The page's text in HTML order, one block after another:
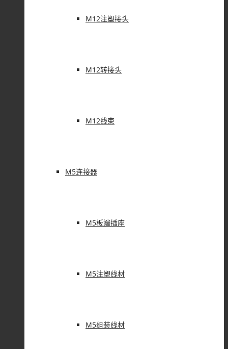
M12注塑接头
M12转接头
M12线束
M5连接器
M5板端插座
M5注塑线材
M5组装线材